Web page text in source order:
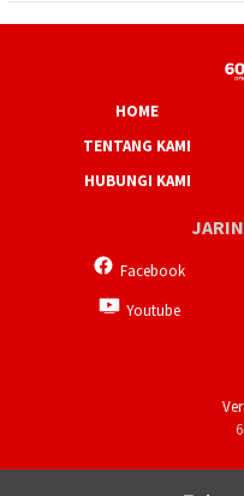
HOME
TENTANG KAMI
HUBUNGI KAMI
Facebook
Youtube